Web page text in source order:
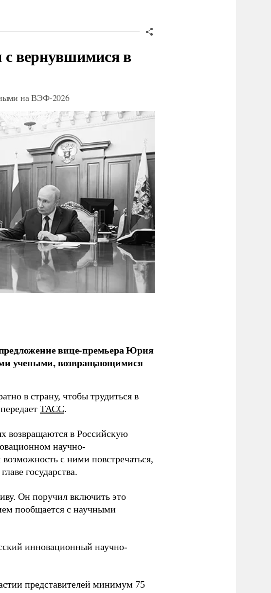
с вернувшимися в
на ВЭФ-2026
вице-премьера Юрия
учеными, возвращающимися
в страну, чтобы трудиться в
ТАСС.
возвращаются в Российскую
научно-
с ними повстречаться,
государства.
Он поручил включить это
пообщается с научными
инновационный научно-
представителей минимум 75